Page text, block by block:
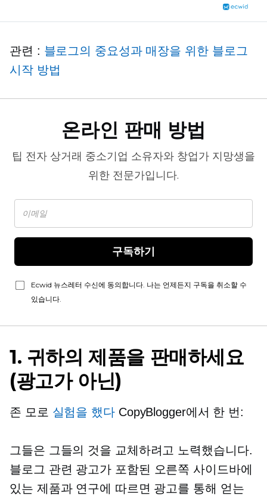
관련 : 블로그의 중요성과 매장을 위한 블로그
시작 방법
온라인 판매 방법
팁 전자 상거래 중소기업 소유자와 창업가 지망생을
위한 전문가입니다.
구독하기
Ecwid 뉴스레터 수신에 동의합니다. 나는 언제든지 구독을 취소할 수
있습니다.
1. 귀하의 제품을 판매하세요
(광고가 아닌)
존 모로 실험을 했다CopyBlogger에서 한 번:
그들은 그들의 것을 교체하려고 노력했습니다.
블로그 관련 광고가 포함된 오른쪽 사이드바에
있는 제품과 연구에 따르면 광고를 통해 얻는